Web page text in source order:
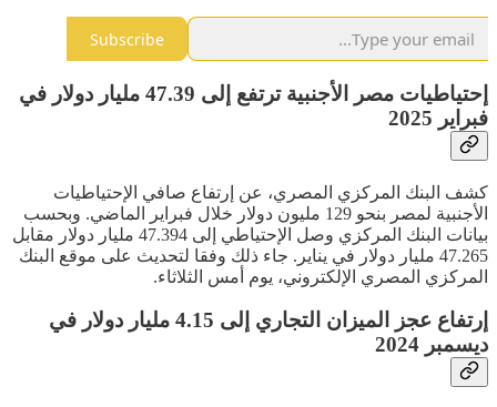
Subscribe
إحتياطيات مصر الأجنبية ترتفع إلى 47.39 مليار دولار في
فبراير 2025
كشف البنك المركزي المصري، عن إرتفاع صافي الإحتياطيات
الأجنبية لمصر بنحو 129 مليون دولار خلال فبراير الماضي. وبحسب
بيانات البنك المركزي وصل الإحتياطي إلى 47.394 مليار دولار مقابل
47.265 مليار دولار في يناير. جاء ذلك وفقا لتحديث على موقع البنك
المركزي المصري الإلكتروني، يوم أمس الثلاثاء.
إرتفاع عجز الميزان التجاري إلى 4.15 مليار دولار في
ديسمبر 2024